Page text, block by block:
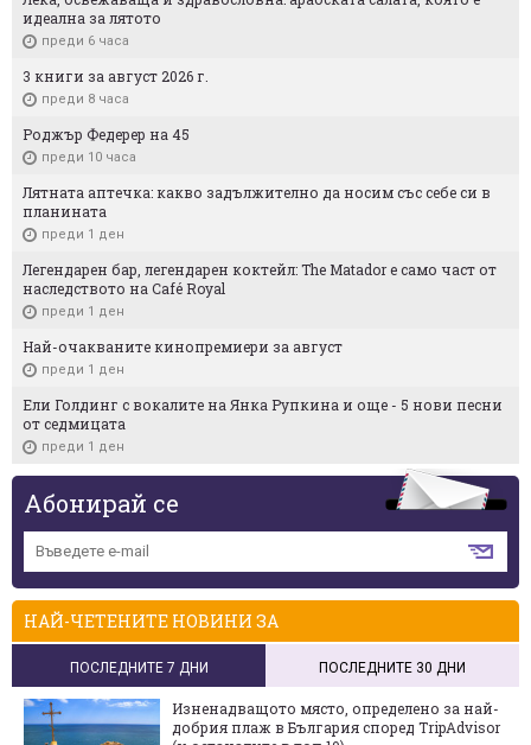
идеална за лятото
преди 6 часа
3 книги за август 2026 г.
преди 8 часа
Роджър Федерер на 45
преди 10 часа
Лятната аптечка: какво задължително да носим със себе си в
планината
преди 1 ден
Легендарен бар, легендарен коктейл: The Matador е само част от
наследството на Café Royal
преди 1 ден
Най-очакваните кинопремиери за август
преди 1 ден
Ели Голдинг с вокалите на Янка Рупкина и още - 5 нови песни
от седмицата
преди 1 ден
Абонирай се
НАЙ-ЧЕТЕНИТЕ НОВИНИ ЗА
ПОСЛЕДНИТЕ 7 ДНИ ПОСЛЕДНИТЕ 30 ДНИ
Изненадващото място, определено за най-
добрия плаж в България според TripAdvisor